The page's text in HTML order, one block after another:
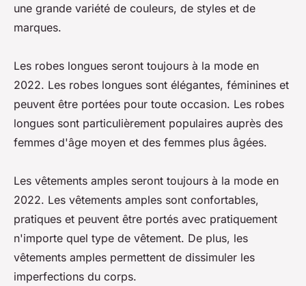
une grande variété de couleurs, de styles et de
marques.
Les robes longues seront toujours à la mode en
2022. Les robes longues sont élégantes, féminines et
peuvent être portées pour toute occasion. Les robes
longues sont particulièrement populaires auprès des
femmes d'âge moyen et des femmes plus âgées.
Les vêtements amples seront toujours à la mode en
2022. Les vêtements amples sont confortables,
pratiques et peuvent être portés avec pratiquement
n'importe quel type de vêtement. De plus, les
vêtements amples permettent de dissimuler les
imperfections du corps.